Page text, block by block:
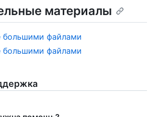
материалы
большими файлами
большими файлами